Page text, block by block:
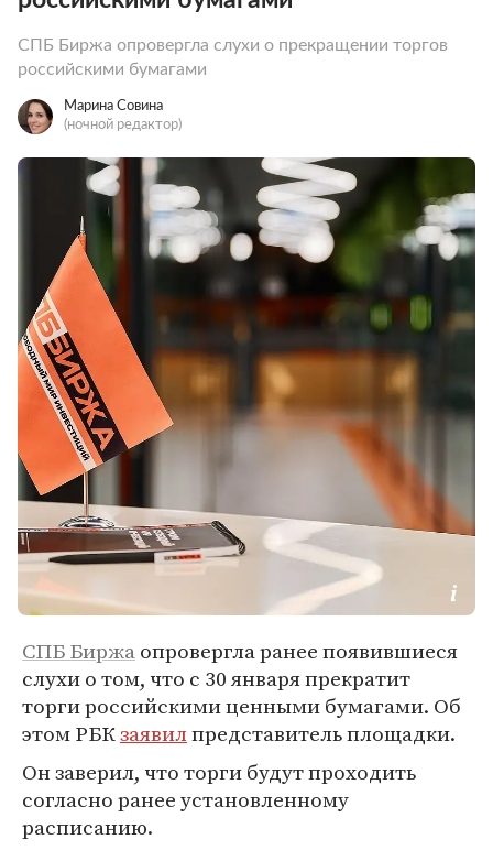
СПБ Биржа опровергла слухи о прекращении торгов
российскими бумагами
Марина Совина
(ночной редактор)
СПБ Биржаопровергла ранее появившиеся
слухи о том, что с 30 января прекратит
торги российскими ценными бумагами. Об
этом РБКзаявилпредставитель площадки.
Он заверил, что торги будут проходить
согласно ранее установленному
расписанию.